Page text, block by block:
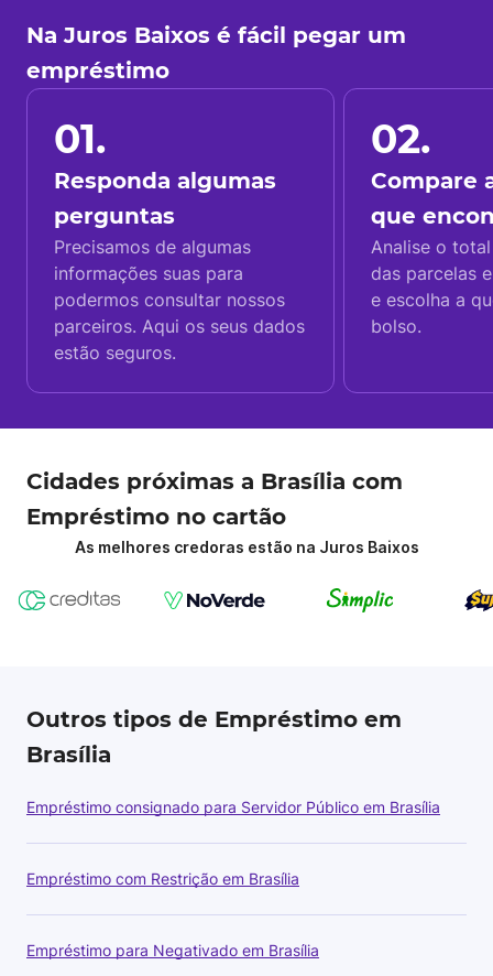
Na Juros Baixos é fácil pegar um
empréstimo
01.
Responda algumas
perguntas
Precisamos de algumas
informações suas para
podermos consultar nossos
parceiros. Aqui os seus dados
estão seguros.
02.
Compare
que
Analise o
das parcelas
e escolha a
bolso.
Cidades próximas a Brasília com
Empréstimo no cartão
As melhores credoras estão na Juros Baixos
Outros tipos de Empréstimo em
Brasília
Empréstimo consignado para Servidor Público em Brasília
Empréstimo com Restrição em Brasília
Empréstimo para Negativado em Brasília